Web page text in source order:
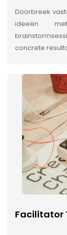
Doorbreek
ideeën
concrete
Facilitator